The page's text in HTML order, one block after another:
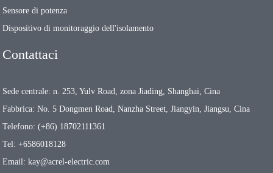
Sensore di potenza
Dispositivo di monitoraggio dell'isolamento
Contattaci
Sede centrale: n. 253, Yulv Road, zona Jiading, Shanghai, Cina
Fabbrica: No. 5 Dongmen Road, Nanzha Street, Jiangyin, Jiangsu, Cina
Telefono: (+86) 18702111361
Tel: +6586018128
Email: kay@acrel-electric.com